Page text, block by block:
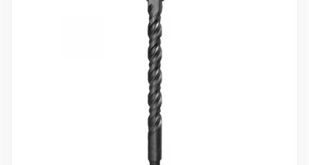
10 000 ₽
Минимальный заказ